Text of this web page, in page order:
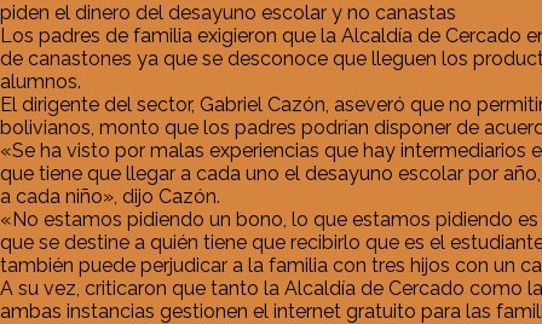
piden el dinero del desayuno escolar y no canastas
Los padres de familia exigieron que la Alcaldía de
de canastones ya que se desconoce que lleguen los
alumnos.
El dirigente del sector, Gabriel Cazón, aseveró que no
bolivianos, monto que los padres podrían disponer de
«Se ha visto por malas experiencias que hay
que tiene que llegar a cada uno el desayuno escolar por
a cada niño», dijo Cazón.
«No estamos pidiendo un bono, lo que estamos pidiendo
que se destine a quién tiene que recibirlo que es el
también puede perjudicar a la familia con tres hijos con un
A su vez, criticaron que tanto la Alcaldía de Cercado como
ambas instancias gestionen el internet gratuito para las